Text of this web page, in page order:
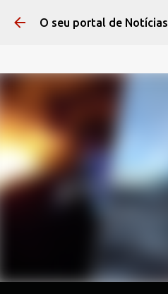
O seu portal de Notícias